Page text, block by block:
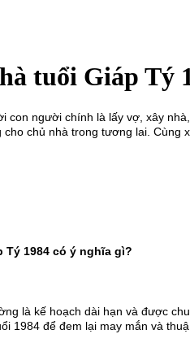
tuổi Giáp Tý
con người chính là lấy vợ, xây
chủ nhà trong tương lai.
Tý 1984 có ý nghĩa gì?
là kế hoạch dài hạn và được
1984 để đem lại may mắn và